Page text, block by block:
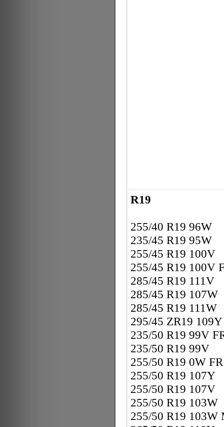
R19
255/40 R19 96W
235/45 R19 95W
255/45 R19 100V
255/45 R19 100V
285/45 R19 111V
285/45 R19 107W
285/45 R19 111W
295/45 ZR19 109Y
235/50 R19 99V
235/50 R19 99V
255/50 R19 0W
255/50 R19 107Y
255/50 R19 107V
255/50 R19 103W
255/50 R19 103W